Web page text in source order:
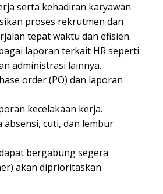
serta kehadiran karyawan.
proses rekrutmen dan
tepat waktu dan efisien.
laporan terkait HR seperti
administrasi lainnya.
order (PO) dan laporan
kecelakaan kerja.
absensi, cuti, dan lembur
bergabung segera
akan diprioritaskan.